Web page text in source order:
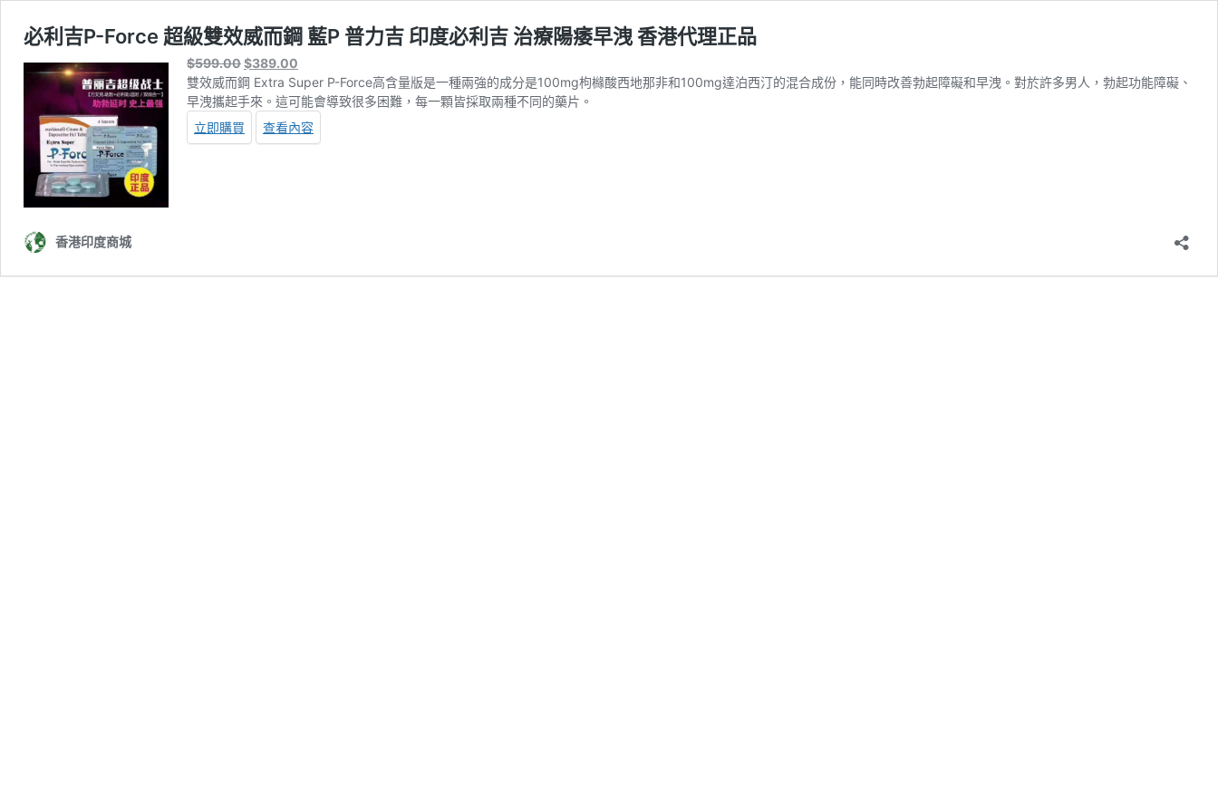
必利吉P-Force 超級雙效威而鋼 藍P 普力吉 印度必利吉 治療陽痿早洩 香港代理正品
$599.00Original
price
was:
$599.00.
$389.00
price
is:
$389.00.
雙效威而鋼 Extra Super P-Force高含量版是一種兩強的成分是100mg枸櫞酸西地那非和100mg達泊西汀的混合成份，能同時改善勃起障礙和早洩。對於許多男人，勃起功能障礙、
早洩攜起手來。這可能會導致很多困難，每一顆皆採取兩種不同的藥片。
立即購買
查看內容
香港印度商城